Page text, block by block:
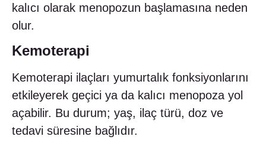
kalıcı olarak menopozun başlamasına neden
olur.
Kemoterapi
Kemoterapi ilaçları yumurtalık fonksiyonlarını
etkileyerek geçici ya da kalıcı menopoza yol
açabilir. Bu durum; yaş, ilaç türü, doz ve
tedavi süresine bağlıdır.